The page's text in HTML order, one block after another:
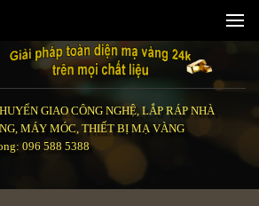
GIAO CÔNG NGHỆ, LẮP RÁP NHÀ
MÁY MÓC, THIẾT BỊ MẠ VÀNG
096 588 5388